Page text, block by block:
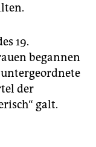
19.
begannen
der
galt.